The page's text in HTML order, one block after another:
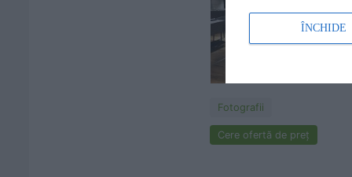
Fotografii
Cere ofertă de preț
ÎNCHIDE